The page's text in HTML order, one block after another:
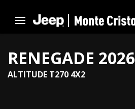
RENEGADE 2026
ALTITUDE T270 4X2